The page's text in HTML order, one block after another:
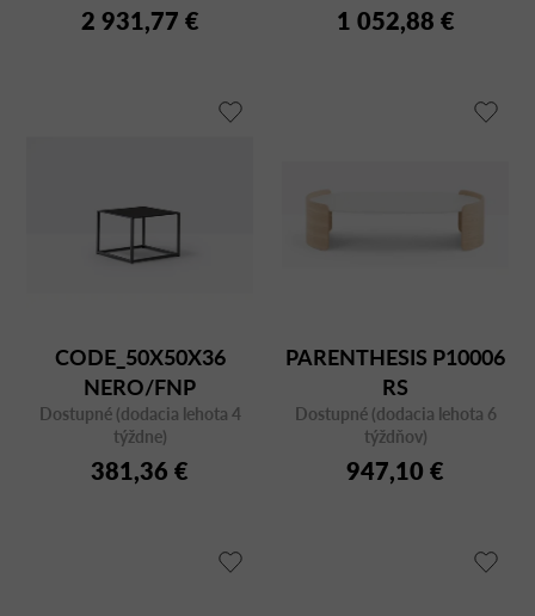
2 931,77 € 1 052,88 €
CODE_50X50X36
NERO/FNP
Dostupné (dodacia lehota 4
týždne)
381,36 €
PARENTHESIS P10006
RS
Dostupné (dodacia lehota 6
týždňov)
947,10 €